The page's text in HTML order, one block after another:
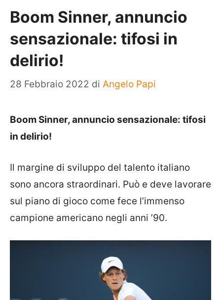
Boom Sinner, annuncio
sensazionale: tifosi in
delirio!
28 Febbraio 2022 di Angelo Papi
Boom Sinner, annuncio sensazionale: tifosi
in delirio!
Il margine di sviluppo del talento italiano
sono ancora straordinari. Può e deve lavorare
sul piano di gioco come fece l’immenso
campione americano negli anni ’90.